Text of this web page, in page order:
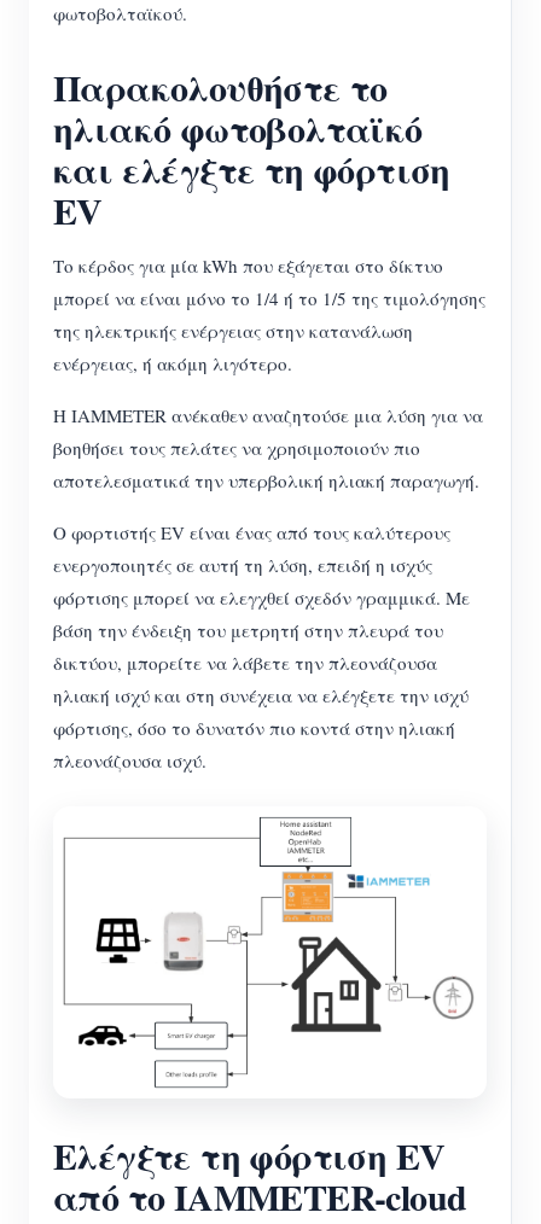
φωτοβολταϊκού.
Παρακολουθήστε το
ηλιακό φωτοβολταϊκό
και ελέγξτε τη φόρτιση
EV
Το κέρδος για μία kWh που εξάγεται στο δίκτυο
μπορεί να είναι μόνο το 1/4 ή το 1/5 της τιμολόγησης
της ηλεκτρικής ενέργειας στην κατανάλωση
ενέργειας, ή ακόμη λιγότερο.
Η IAMMETER ανέκαθεν αναζητούσε μια λύση για να
βοηθήσει τους πελάτες να χρησιμοποιούν πιο
αποτελεσματικά την υπερβολική ηλιακή παραγωγή.
Ο φορτιστής EV είναι ένας από τους καλύτερους
ενεργοποιητές σε αυτή τη λύση, επειδή η ισχύς
φόρτισης μπορεί να ελεγχθεί σχεδόν γραμμικά. Με
βάση την ένδειξη του μετρητή στην πλευρά του
δικτύου, μπορείτε να λάβετε την πλεονάζουσα
ηλιακή ισχύ και στη συνέχεια να ελέγξετε την ισχύ
φόρτισης, όσο το δυνατόν πιο κοντά στην ηλιακή
πλεονάζουσα ισχύ.
Ελέγξτε τη φόρτιση EV
από το IAMMETER-cloud